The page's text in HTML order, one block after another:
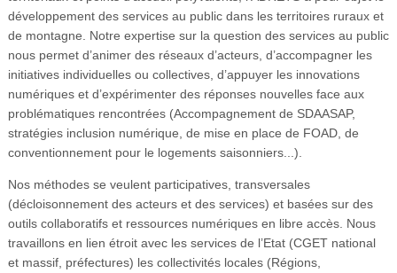
développement des services au public dans les territoires ruraux et
de montagne. Notre expertise sur la question des services au public
nous permet d’animer des réseaux d’acteurs, d’accompagner les
initiatives individuelles ou collectives, d’appuyer les innovations
numériques et d’expérimenter des réponses nouvelles face aux
problématiques rencontrées (Accompagnement de SDAASAP,
stratégies inclusion numérique, de mise en place de FOAD, de
conventionnement pour le logements saisonniers...).
Nos méthodes se veulent participatives, transversales
(décloisonnement des acteurs et des services) et basées sur des
outils collaboratifs et ressources numériques en libre accès. Nous
travaillons en lien étroit avec les services de l’Etat (CGET national
et massif, préfectures) les collectivités locales (Régions,